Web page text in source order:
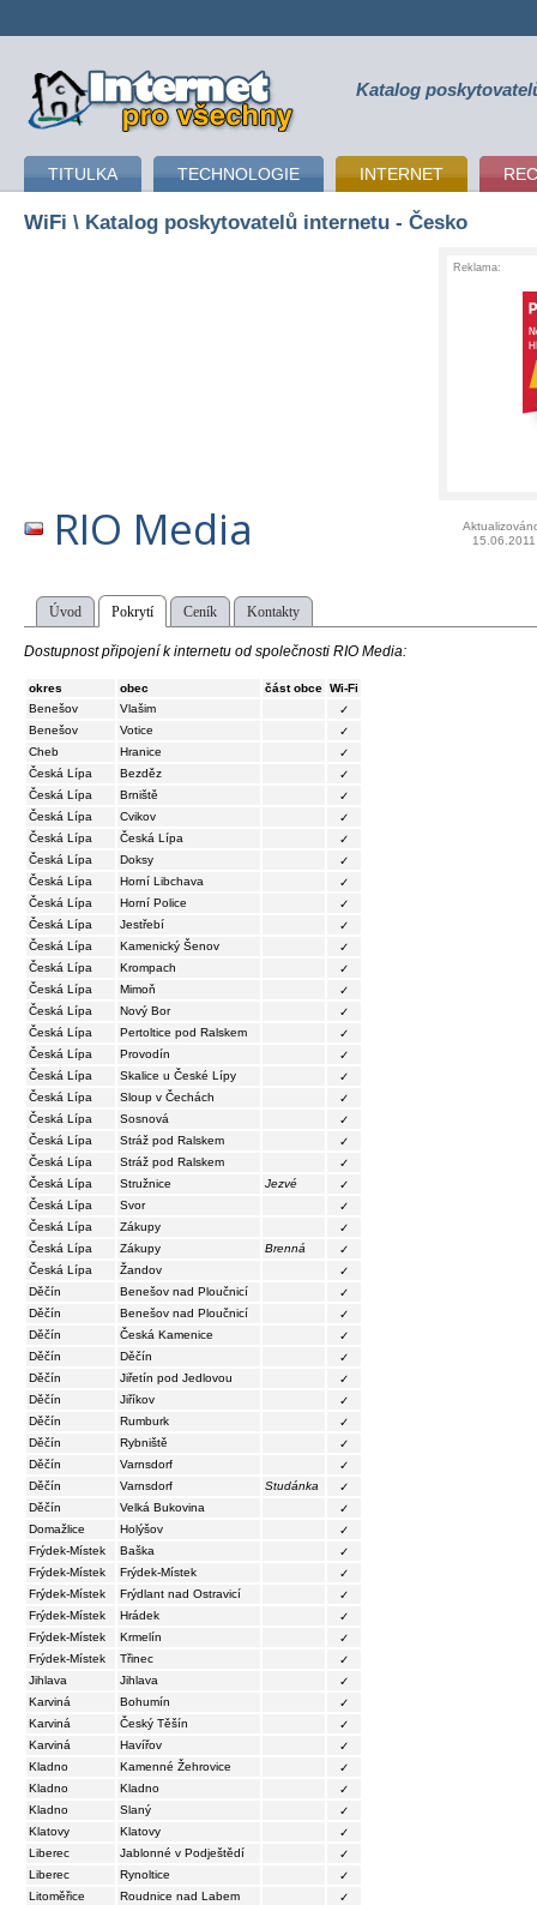
připojení k internetu Katalog
TITULKA TECHNOLOGIE INTERNET
WiFi \ Katalog poskytovatelů internetu - Česko
Reklama:
RIO Media
15.06.2011
Úvod Pokrytí Ceník Kontakty
Dostupnost připojení k internetu od společnosti RIO Media:
okres obec část obce Wi-Fi
Benešov
Vlašim
✓
Benešov
Votice
✓
Cheb
Hranice
✓
Česká Lípa
Bezděz
✓
Česká Lípa
Brniště
✓
Česká Lípa
Cvikov
✓
Česká Lípa
Česká Lípa
✓
Česká Lípa
Doksy
✓
Česká Lípa
Horní Libchava
✓
Česká Lípa
Horní Police
✓
Česká Lípa
Jestřebí
✓
Česká Lípa
Kamenický Šenov
✓
Česká Lípa
Krompach
✓
Česká Lípa
Mimoň
✓
Česká Lípa
Nový Bor
✓
Česká Lípa
Pertoltice pod Ralskem
✓
Česká Lípa
Provodín
✓
Česká Lípa
Skalice u České Lípy
✓
Česká Lípa
Sloup v Čechách
✓
Česká Lípa
Sosnová
✓
Česká Lípa
Stráž pod Ralskem
✓
Česká Lípa
Stráž pod Ralskem
✓
Česká Lípa
Stružnice Jezvé
✓
Česká Lípa
Svor
✓
Česká Lípa
Zákupy
✓
Česká Lípa
Zákupy Brenná
✓
Česká Lípa
Žandov
✓
Děčín
Benešov nad Ploučnicí
✓
Děčín
Benešov nad Ploučnicí
✓
Děčín
Česká Kamenice
✓
Děčín
Děčín
✓
Děčín
Jiřetín pod Jedlovou
✓
Děčín
Jiříkov
✓
Děčín
Rumburk
✓
Děčín
Rybniště
✓
Děčín
Varnsdorf
✓
Děčín
Varnsdorf Studánka
✓
Děčín
Velká Bukovina
✓
Domažlice
Holýšov
✓
Frýdek-Místek
Baška
✓
Frýdek-Místek
Frýdek-Místek
✓
Frýdek-Místek
Frýdlant nad Ostravicí
✓
Frýdek-Místek
Hrádek
✓
Frýdek-Místek
Krmelín
✓
Frýdek-Místek
Třinec
✓
Jihlava
Jihlava
✓
Karviná
Bohumín
✓
Karviná
Český Těšín
✓
Karviná
Havířov
✓
Kladno
Kamenné Žehrovice
✓
Kladno
Kladno
✓
Kladno
Slaný
✓
Klatovy
Klatovy
✓
Liberec
Jablonné v Podještědí
✓
Liberec
Rynoltice
✓
Litoměřice
Roudnice nad Labem
✓